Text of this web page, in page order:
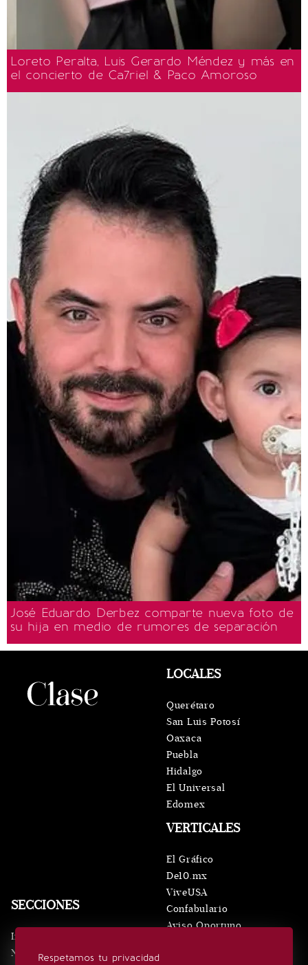
Loreto Peralta, Luis Gerardo Méndez y más en
el concierto de Ca7riel & Paco Amoroso
José Eduardo Derbez comparte nueva foto de
su hija en medio de rumores de separación
Respetamos tu privacidad
SECCIONES
Inicio
Noticias
VERTICALES
El Gráfico
De10.mx
ViveUSA
Confabulario
Aviso Oportuno
LOCALES
Querétaro
San Luis Potosí
Oaxaca
Puebla
Hidalgo
El Universal
Edomex